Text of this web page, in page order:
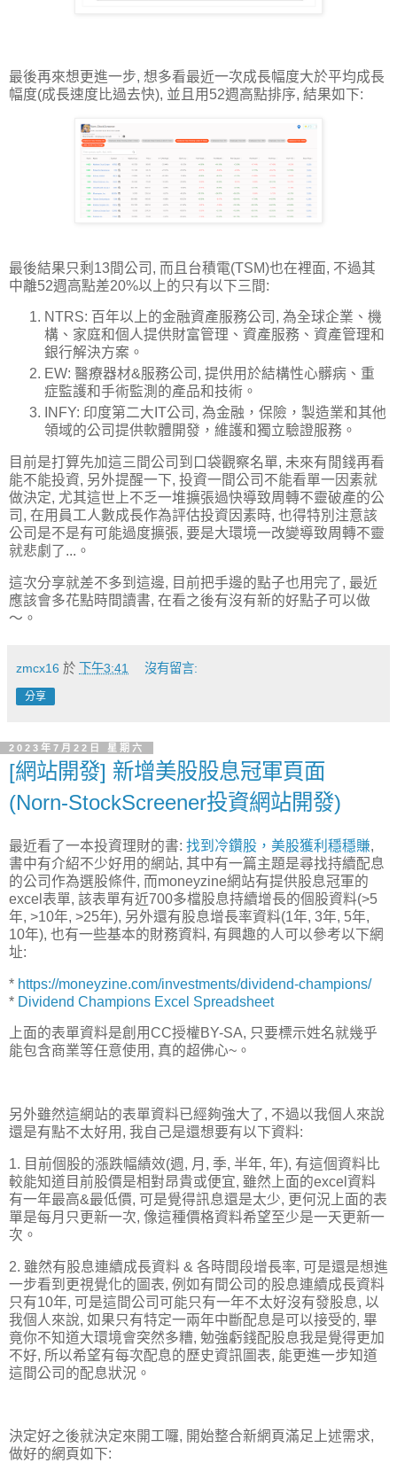
最後再來想更進一步, 想多看最近一次成長幅度大於平均成長
幅度(成長速度比過去快), 並且用52週高點排序, 結果如下:
最後結果只剩13間公司, 而且台積電(TSM)也在裡面, 不過其
中離52週高點差20%以上的只有以下三間:
NTRS: 百年以上的金融資產服務公司, 為全球企業、機
構、家庭和個人提供財富管理、資產服務、資產管理和
銀行解決方案。
EW: 醫療器材&服務公司, 提供用於結構性心髒病、重
症監護和手術監測的產品和技術。
INFY: 印度第二大IT公司, 為金融，保險，製造業和其他
領域的公司提供軟體開發，維護和獨立驗證服務。
目前是打算先加這三間公司到口袋觀察名單, 未來有閒錢再看
能不能投資, 另外提醒一下, 投資一間公司不能看單一因素就
做決定, 尤其這世上不乏一堆擴張過快導致周轉不靈破產的公
司, 在用員工人數成長作為評估投資因素時, 也得特別注意該
公司是不是有可能過度擴張, 要是大環境一改變導致周轉不靈
就悲劇了...。
這次分享就差不多到這邊, 目前把手邊的點子也用完了, 最近
應該會多花點時間讀書, 在看之後有沒有新的好點子可以做
～。
zmcx16 於 下午3:41 沒有留言:
分享
2023年7月22日 星期六
[網站開發] 新增美股股息冠軍頁面
(Norn-StockScreener投資網站開發)
最近看了一本投資理財的書: 找到冷鑽股，美股獲利穩穩賺,
書中有介紹不少好用的網站, 其中有一篇主題是尋找持續配息
的公司作為選股條件, 而moneyzine網站有提供股息冠軍的
excel表單, 該表單有近700多檔股息持續增長的個股資料(>5
年, >10年, >25年), 另外還有股息增長率資料(1年, 3年, 5年,
10年), 也有一些基本的財務資料, 有興趣的人可以參考以下網
址:
* https://moneyzine.com/investments/dividend-champions/
* Dividend Champions Excel Spreadsheet
上面的表單資料是創用CC授權BY-SA, 只要標示姓名就幾乎
能包含商業等任意使用, 真的超佛心~。
另外雖然這網站的表單資料已經夠強大了, 不過以我個人來說
還是有點不太好用, 我自己是還想要有以下資料:
1. 目前個股的漲跌幅績效(週, 月, 季, 半年, 年), 有這個資料比
較能知道目前股價是相對昂貴或便宜, 雖然上面的excel資料
有一年最高&最低價, 可是覺得訊息還是太少, 更何況上面的表
單是每月只更新一次, 像這種價格資料希望至少是一天更新一
次。
2. 雖然有股息連續成長資料 & 各時間段增長率, 可是還是想進
一步看到更視覺化的圖表, 例如有間公司的股息連續成長資料
只有10年, 可是這間公司可能只有一年不太好沒有發股息, 以
我個人來說, 如果只有特定一兩年中斷配息是可以接受的, 畢
竟你不知道大環境會突然多糟, 勉強虧錢配股息我是覺得更加
不好, 所以希望有每次配息的歷史資訊圖表, 能更進一步知道
這間公司的配息狀況。
決定好之後就決定來開工囉, 開始整合新網頁滿足上述需求,
做好的網頁如下: